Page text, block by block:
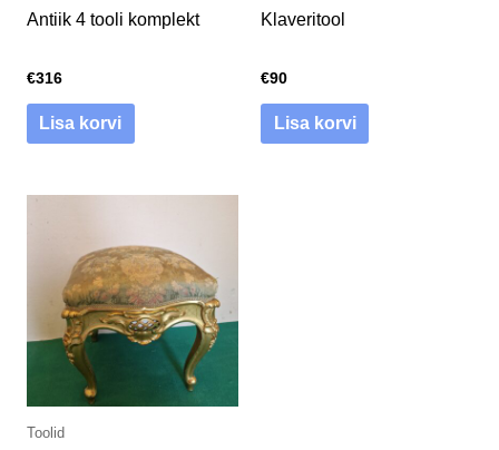
Antiik 4 tooli komplekt
€316
Lisa korvi
Klaveritool
€90
Lisa korvi
Toolid